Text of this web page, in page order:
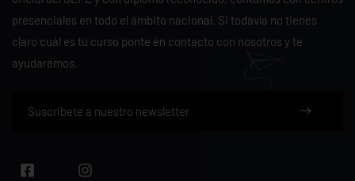
presenciales en todo el ámbito nacional. Si todavía no tienes
claro cuál es tu curso ponte en contacto con nosotros y te
ayudaremos.